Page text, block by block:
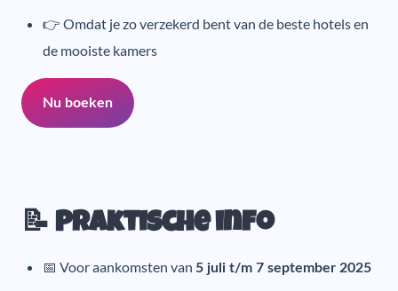
👉 Omdat je zo verzekerd bent van de beste hotels en
de mooiste kamers
Nu boeken
📝 Praktische info
📅 Voor aankomsten van 5 juli t/m 7 september 2025